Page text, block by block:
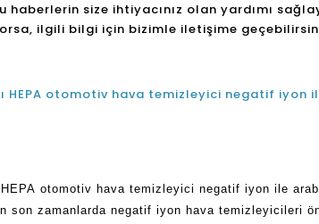
size ihtiyacınız olan yardımı
ilgili bilgi için bizimle iletişime
HEPA otomotiv hava temizleyici negatif iyon ile
son zamanlarda negatif iyon hava temizleyicileri